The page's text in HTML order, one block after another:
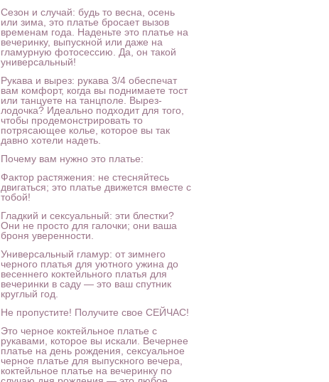
Сезон и случай: будь то весна, осень
или зима, это платье бросает вызов
временам года. Наденьте это платье на
вечеринку, выпускной или даже на
гламурную фотосессию. Да, он такой
универсальный!
Рукава и вырез: рукава 3/4 обеспечат
вам комфорт, когда вы поднимаете тост
или танцуете на танцполе. Вырез-
лодочка? Идеально подходит для того,
чтобы продемонстрировать то
потрясающее колье, которое вы так
давно хотели надеть.
Почему вам нужно это платье:
Фактор растяжения: не стесняйтесь
двигаться; это платье движется вместе с
тобой!
Гладкий и сексуальный: эти блестки?
Они не просто для галочки; они ваша
броня уверенности.
Универсальный гламур: от зимнего
черного платья для уютного ужина до
весеннего коктейльного платья для
вечеринки в саду — это ваш спутник
круглый год.
Не пропустите! Получите свое СЕЙЧАС!
Это черное коктейльное платье с
рукавами, которое вы искали. Вечернее
платье на день рождения, сексуальное
черное платье для выпускного вечера,
коктейльное платье на вечеринку по